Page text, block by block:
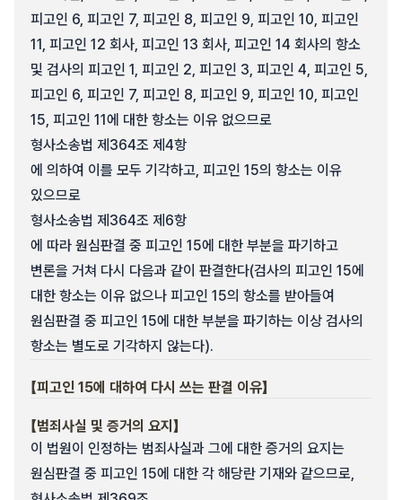
피고인 6, 피고인 7, 피고인 8, 피고인 9, 피고인 10, 피고인
11, 피고인 12 회사, 피고인 13 회사, 피고인 14 회사의 항소
및 검사의 피고인 1, 피고인 2, 피고인 3, 피고인 4, 피고인 5,
피고인 6, 피고인 7, 피고인 8, 피고인 9, 피고인 10, 피고인
15, 피고인 11에 대한 항소는 이유 없으므로
형사소송법 제364조 제4항
에 의하여 이를 모두 기각하고, 피고인 15의 항소는 이유
있으므로
형사소송법 제364조 제6항
에 따라 원심판결 중 피고인 15에 대한 부분을 파기하고
변론을 거쳐 다시 다음과 같이 판결한다(검사의 피고인 15에
대한 항소는 이유 없으나 피고인 15의 항소를 받아들여
원심판결 중 피고인 15에 대한 부분을 파기하는 이상 검사의
항소는 별도로 기각하지 않는다).
【피고인 15에 대하여 다시 쓰는 판결 이유】
【범죄사실 및 증거의 요지】
이 법원이 인정하는 범죄사실과 그에 대한 증거의 요지는
원심판결 중 피고인 15에 대한 각 해당란 기재와 같으므로,